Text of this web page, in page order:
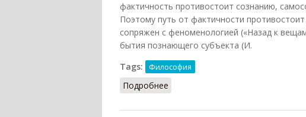
фактичность противостоит сознанию,
Поэтому путь от фактичности
сопряжен с феноменологией («Назад к
бытия познающего субъекта (И.
Tags:
Философия
Подробнее